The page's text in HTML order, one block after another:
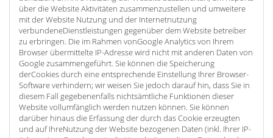
über die Website Aktivitäten zusammenzustellen und umweitere
mit der Website Nutzung und der Internetnutzung
verbundeneDienstleistungen gegenüber dem Website betreiber
zu erbringen. Die im Rahmen vonGoogle Analytics von Ihrem
Browser übermittelte IP-Adresse wird nicht mit anderen Daten von
Google zusammengeführt. Sie können die Speicherung
derCookies durch eine entsprechende Einstellung Ihrer Browser-
Software verhindern; wir weisen Sie jedoch darauf hin, dass Sie in
diesem Fall gegebenenfalls nichtsämtliche Funktionen dieser
Website vollumfänglich werden nutzen können. Sie können
darüber hinaus die Erfassung der durch das Cookie erzeugten
und auf IhreNutzung der Website bezogenen Daten (inkl. Ihrer IP-